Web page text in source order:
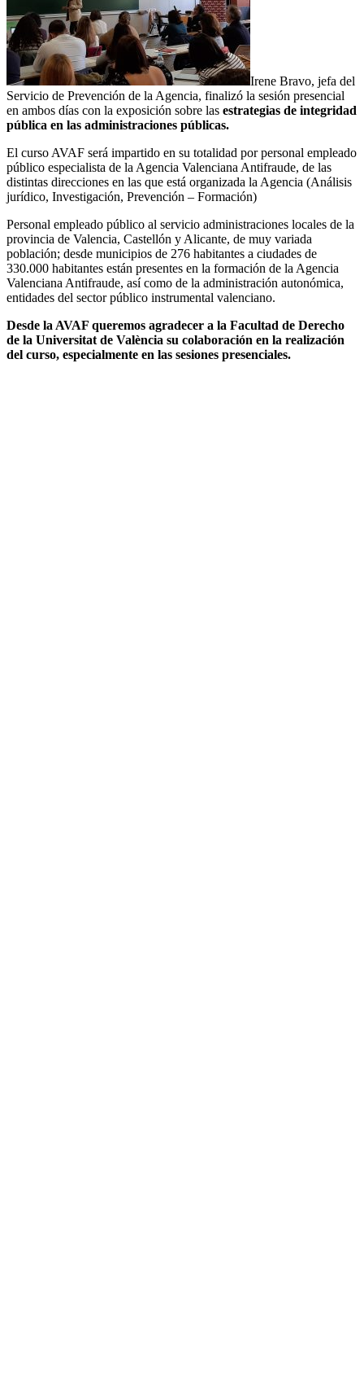
Irene Bravo, jefa del
Servicio de Prevención de la Agencia, finalizó la sesión presencial
en ambos días con la exposición sobre las estrategias de integridad
pública en las administraciones públicas.
El curso AVAF será impartido en su totalidad por personal empleado
público especialista de la Agencia Valenciana Antifraude, de las
distintas direcciones en las que está organizada la Agencia (Análisis
jurídico, Investigación, Prevención – Formación)
Personal empleado público al servicio administraciones locales de la
provincia de Valencia, Castellón y Alicante, de muy variada
población; desde municipios de 276 habitantes a ciudades de
330.000 habitantes están presentes en la formación de la Agencia
Valenciana Antifraude, así como de la administración autonómica,
entidades del sector público instrumental valenciano.
Desde la AVAF queremos agradecer a la Facultad de Derecho
de la Universitat de València su colaboración en la realización
del curso, especialmente en las sesiones presenciales.